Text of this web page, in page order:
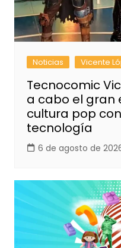
Noticias Vicente
Tecnocomic
a cabo el gran
cultura pop
tecnología
6 de agosto de